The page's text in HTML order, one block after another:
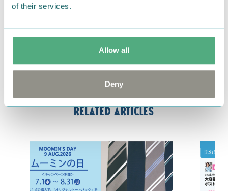
of their services.
Allow all
Deny
■サイズ：S・M・L・LL・3L
#ムーミン #セーター #ムーミンハウス
Related articles